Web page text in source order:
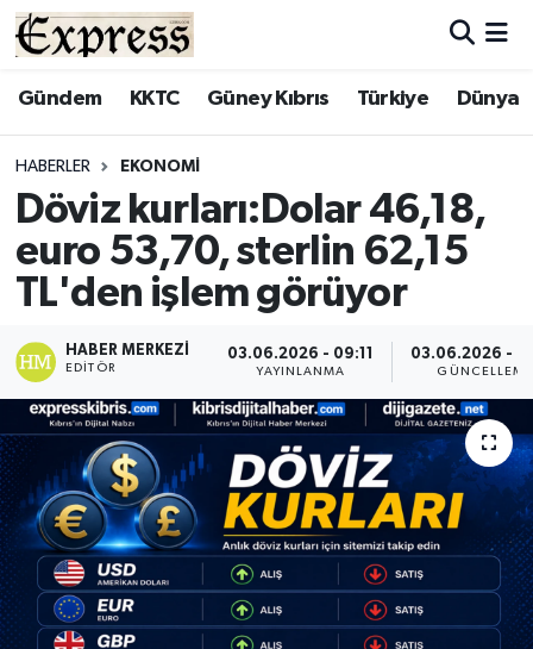
Gündem KKTC Güney Kıbrıs Türkiye Dünya
HABERLER EKONOMI
Döviz kurları:Dolar 46,18,
euro 53,70, sterlin 62,15
TL'den işlem görüyor
HABER MERKEZI
EDITÖR
03.06.2026 - 09:11
YAYINLANMA
03.06.2026 -
GÜNCELLEME
ALAYKÖY
BİLİM
ÇATALKÖY
EKONOMİ
ENGLISH
ESENTEPE
GAZİMAĞUSA
Hava Durumu
Süper Lig Puan Durumu ve Fikstür
Tüm Manşetler